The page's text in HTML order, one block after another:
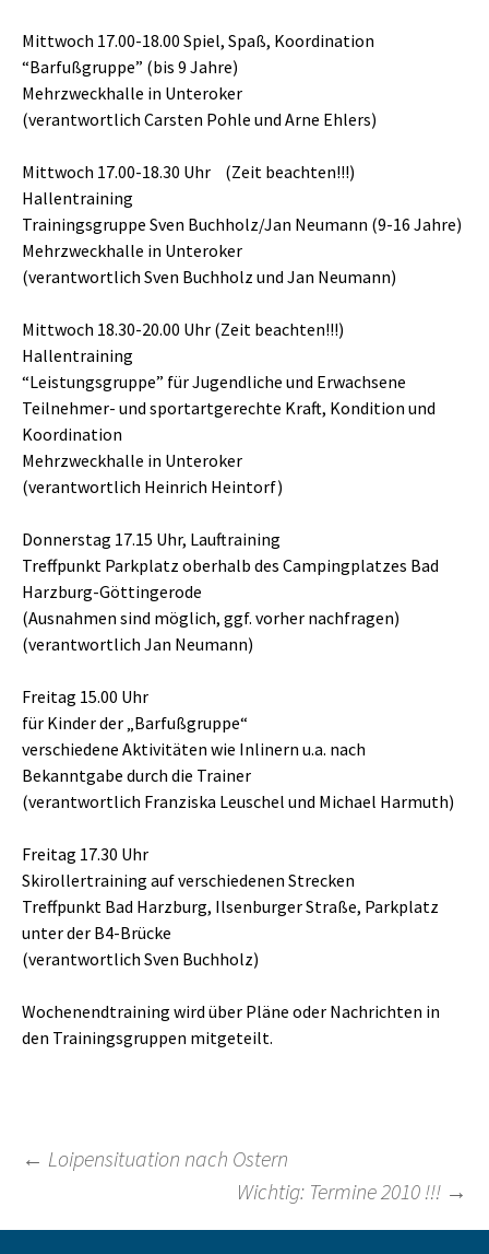
Mittwoch 17.00-18.00 Spiel, Spaß, Koordination
“Barfußgruppe” (bis 9 Jahre)
Mehrzweckhalle in Unteroker
(verantwortlich Carsten Pohle und Arne Ehlers)
Mittwoch 17.00-18.30 Uhr (Zeit beachten!!!)
Hallentraining
Trainingsgruppe Sven Buchholz/Jan Neumann (9-16 Jahre)
Mehrzweckhalle in Unteroker
(verantwortlich Sven Buchholz und Jan Neumann)
Mittwoch 18.30-20.00 Uhr (Zeit beachten!!!)
Hallentraining
“Leistungsgruppe” für Jugendliche und Erwachsene
Teilnehmer- und sportartgerechte Kraft, Kondition und
Koordination
Mehrzweckhalle in Unteroker
(verantwortlich Heinrich Heintorf)
Donnerstag 17.15 Uhr, Lauftraining
Treffpunkt Parkplatz oberhalb des Campingplatzes Bad
Harzburg-Göttingerode
(Ausnahmen sind möglich, ggf. vorher nachfragen)
(verantwortlich Jan Neumann)
Freitag 15.00 Uhr
für Kinder der „Barfußgruppe“
verschiedene Aktivitäten wie Inlinern u.a. nach
Bekanntgabe durch die Trainer
(verantwortlich Franziska Leuschel und Michael Harmuth)
Freitag 17.30 Uhr
Skirollertraining auf verschiedenen Strecken
Treffpunkt Bad Harzburg, Ilsenburger Straße, Parkplatz
unter der B4-Brücke
(verantwortlich Sven Buchholz)
Wochenendtraining wird über Pläne oder Nachrichten in
den Trainingsgruppen mitgeteilt.
Beitragsnavigation
← Loipensituation nach Ostern
Wichtig: Termine 2010 !!! →